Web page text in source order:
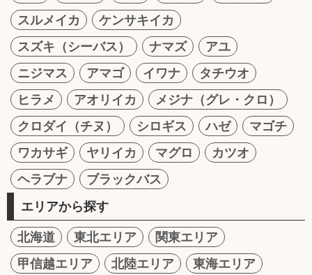
スルメイカ
ケンサキイカ
スズキ（シーバス）
ナマズ
アユ
ニジマス
アマゴ イワナ
タチウオ
ヒラメ
アオリイカ
メジナ（グレ・クロ）
クロダイ（チヌ）
シロギス ハゼ
マゴチ
ワカサギ
ヤリイカ マグロ
カツオ
ヘラブナ
ブラックバス
エリアから探す
北海道 東北エリア
関東エリア
甲信越エリア
北陸エリア
東海エリア